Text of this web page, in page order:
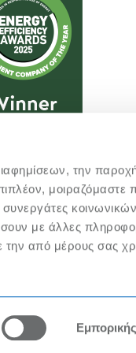
την
μοιραζόμαστε
με άλλες
την από μέρους σας
byIndice
για την ακρίβεια